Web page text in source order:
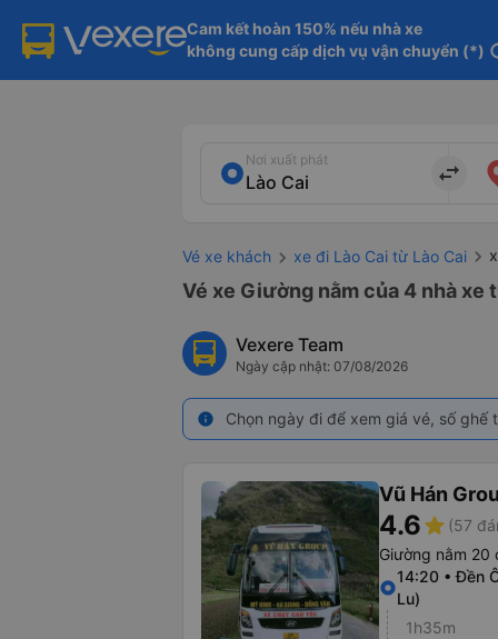
Cam kết hoàn 150% nếu nhà xe
không cung cấp dịch vụ vận chuyển (*)
Nơi xuất phát
import_export
Vé xe khách xe đi Lào Cai từ Lào Cai
Vé xe Giường nằm của 4 nhà xe
Vexere Team
Ngày cập nhật: 07/08/2026
info Chọn ngày đi để xem giá vé, số
Vũ Hán
4.6star (57
Giường nằm 20
14:20 • Đền
Lu)
1h35m